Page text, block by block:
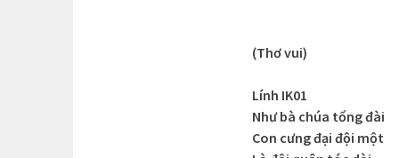
(Thơ vui)
Lính IK01
Như bà chúa tổng đài
Con cưng đại đội một